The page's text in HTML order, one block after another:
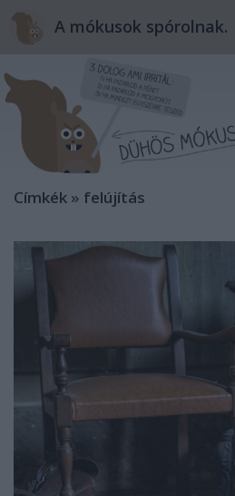
A mókusok spórolnak.
Címkék » felújítás